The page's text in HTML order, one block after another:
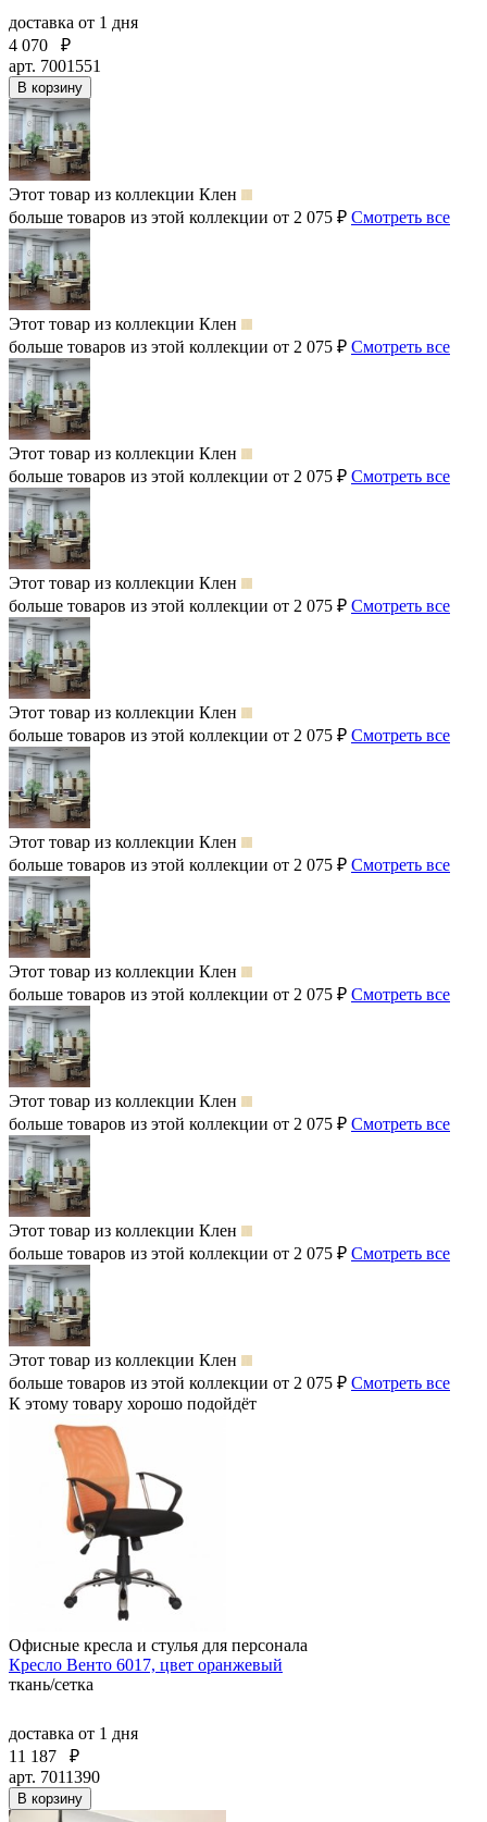
доставка от 1 дня
4 070
₽
арт. 7001551
В корзину
Этот товар из коллекции Клен
больше товаров из этой коллекции от 2 075 ₽ Смотреть все
Этот товар из коллекции Клен
больше товаров из этой коллекции от 2 075 ₽ Смотреть все
Этот товар из коллекции Клен
больше товаров из этой коллекции от 2 075 ₽ Смотреть все
Этот товар из коллекции Клен
больше товаров из этой коллекции от 2 075 ₽ Смотреть все
Этот товар из коллекции Клен
больше товаров из этой коллекции от 2 075 ₽ Смотреть все
Этот товар из коллекции Клен
больше товаров из этой коллекции от 2 075 ₽ Смотреть все
Этот товар из коллекции Клен
больше товаров из этой коллекции от 2 075 ₽ Смотреть все
Этот товар из коллекции Клен
больше товаров из этой коллекции от 2 075 ₽ Смотреть все
Этот товар из коллекции Клен
больше товаров из этой коллекции от 2 075 ₽ Смотреть все
Этот товар из коллекции Клен
больше товаров из этой коллекции от 2 075 ₽ Смотреть все
К этому товару хорошо подойдёт
Офисные кресла и стулья для персонала
Кресло Венто 6017, цвет оранжевый
ткань/сетка
доставка от 1 дня
11 187
₽
арт. 7011390
В корзину